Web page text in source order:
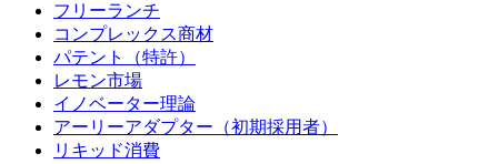
フリーランチ
コンプレックス商材
パテント（特許）
レモン市場
イノベーター理論
アーリーアダプター（初期採用者）
リキッド消費